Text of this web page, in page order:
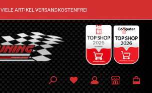
VIELE ARTIKEL VERSANDKOSTENFREI